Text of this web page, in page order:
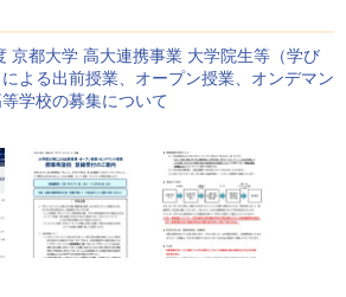
京都大学 高大連携事業 大学院生等（学び
よる出前授業、オープン授業、オンデマン
学校の募集について